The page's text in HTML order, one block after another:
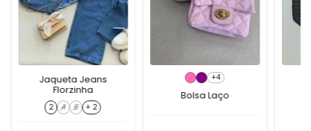
Jaqueta Jeans
Florzinha
2 4 6 + 2
+4
Bolsa Laço